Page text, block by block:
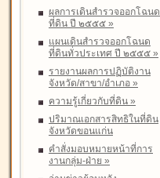
ผลการเดินสำรวจออกโฉนด
ที่ดิน ปี ๒๕๕๕ »
แผนเดินสำรวจออกโฉนด
ที่ดินทั่วประเทศ ปี ๒๕๕๕ »
รายงานผลการปฏิบัติงาน
จังหวัด/สาขา/อำเภอ »
ความรู้เกี่ยวกับที่ดิน »
ปริมาณเอกสารสิทธิในที่ดิน
จังหวัดขอนแก่น
คำสั่งมอบหมายหน้าที่การ
งานกลุ่ม-ฝ่าย »